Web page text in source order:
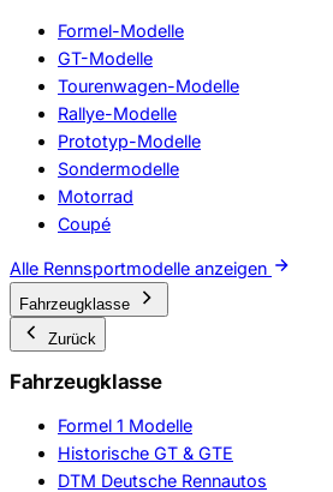
Formel-Modelle
GT-Modelle
Tourenwagen-Modelle
Rallye-Modelle
Prototyp-Modelle
Sondermodelle
Motorrad
Coupé
Alle Rennsportmodelle anzeigen
Fahrzeugklasse
Zurück
Fahrzeugklasse
Formel 1 Modelle
Historische GT & GTE
DTM Deutsche Rennautos